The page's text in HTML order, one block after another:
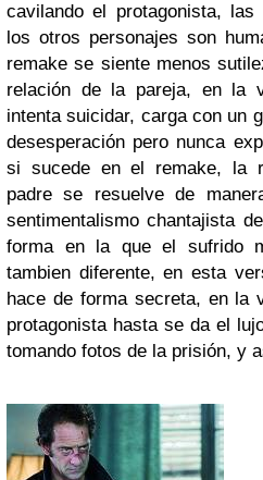
cavilando el protagonista,
los otros personajes son
remake se siente menos
relación de la pareja, en la
intenta suicidar, carga con un
desesperación pero nunca
si sucede en el remake, la
padre se resuelve de
sentimentalismo chantajista
forma en la que el sufrido
tambien diferente, en esta
hace de forma secreta, en la
protagonista hasta se da el
tomando fotos de la prisión, y